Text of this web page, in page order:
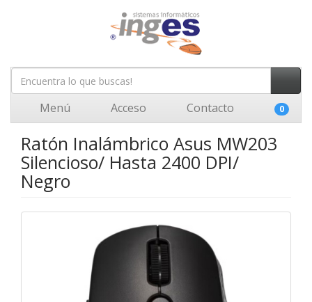
Menú Acceso Contacto 0
Ratón Inalámbrico Asus MW203
Silencioso/ Hasta 2400 DPI/
Negro